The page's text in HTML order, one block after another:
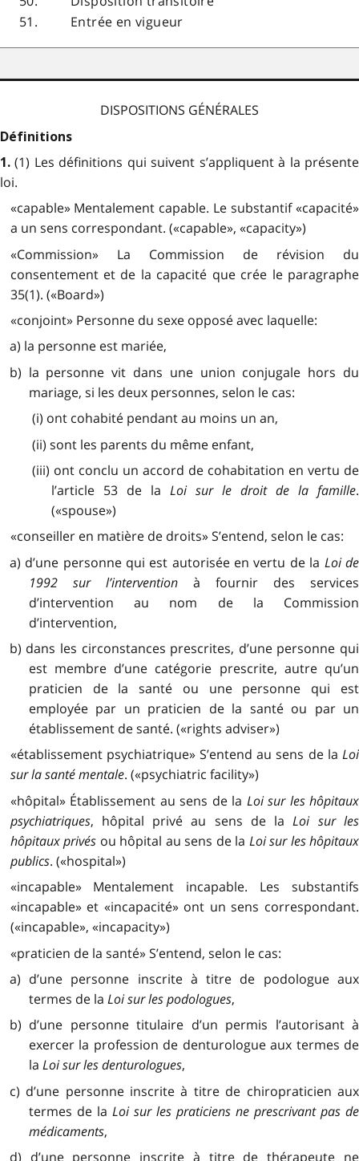
51.
Entrée en vigueur
DISPOSITIONS GÉNÉRALES
Définitions
1.(1) Les définitions qui suivent s’appliquent à la présente
loi.
«capable» Mentalement capable. Le substantif «capacité»
a un sens correspondant. («capable», «capacity»)
«Commission» La Commission de révision du
consentement et de la capacité que crée le paragraphe
35(1). («Board»)
«conjoint» Personne du sexe opposé avec laquelle:
a) la personne est mariée,
b) la personne vit dans une union conjugale hors du
mariage, si les deux personnes, selon le cas:
(i) ont cohabité pendant au moins un an,
(ii) sont les parents du même enfant,
(iii) ont conclu un accord de cohabitation en vertu de
l’article 53 de la Loi sur le droit de la famille.
(«spouse»)
«conseiller en matière de droits» S’entend, selon le cas:
a) d’une personne qui est autorisée en vertu de la Loi de
1992 sur l’interventionà fournir des services
d’intervention au nom de la Commission
d’intervention,
b) dans les circonstances prescrites, d’une personne qui
est membre d’une catégorie prescrite, autre qu’un
praticien de la santé ou une personne qui est
employée par un praticien de la santé ou par un
établissement de santé. («rights adviser»)
«établissement psychiatrique» S’entend au sens de la Loi
sur la santé mentale. («psychiatric facility»)
«hôpital» Établissement au sens de la Loi sur les hôpitaux
psychiatriques, hôpital privé au sens de laLoi sur les
hôpitaux privés ou hôpital au sens de la Loi sur les hôpitaux
publics. («hospital»)
«incapable» Mentalement incapable. Les substantifs
«incapable» et «incapacité» ont un sens correspondant.
(«incapable», «incapacity»)
«praticien de la santé» S’entend, selon le cas:
a) d’une personne inscrite à titre de podologue aux
termes de la Loi sur les podologues,
b) d’une personne titulaire d’un permis l’autorisant à
exercer la profession de denturologue aux termes de
la Loi sur les denturologues,
c) d’une personne inscrite à titre de chiropraticien aux
termes de la Loi sur les praticiens ne prescrivant pas de
médicaments,
d) d’une personne inscrite à titre de thérapeute ne